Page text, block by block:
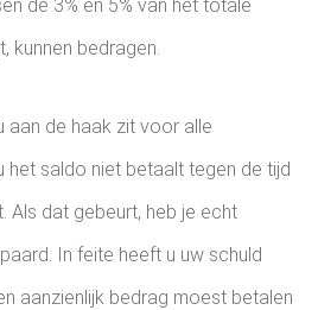
de 3% en 5% van het totale
kunnen bedragen.
aan de haak zit voor alle
het saldo niet betaalt tegen de tijd
dat gebeurt, heb je echt
In feite heeft u uw schuld
aanzienlijk bedrag moest betalen